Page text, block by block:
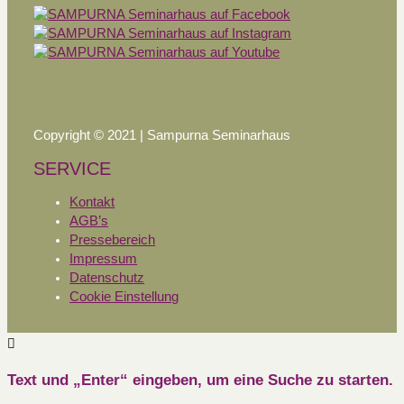
Copyright © 2021 | Sampurna Seminarhaus
SERVICE
Kontakt
AGB’s
Pressebereich
Impressum
Datenschutz
Cookie Einstellung
Text und „Enter“ eingeben, um eine Suche zu starten.